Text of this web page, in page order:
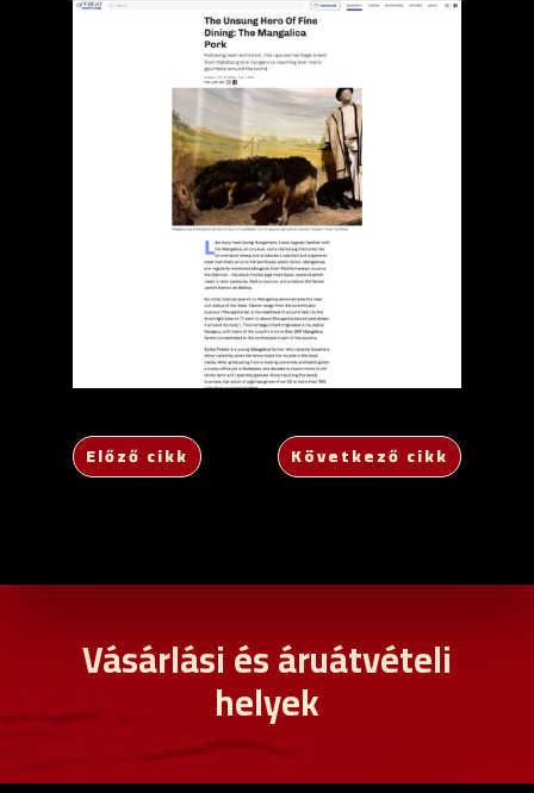
Előző cikk Következő cikk
Vásárlási és áruátvételi
helyek